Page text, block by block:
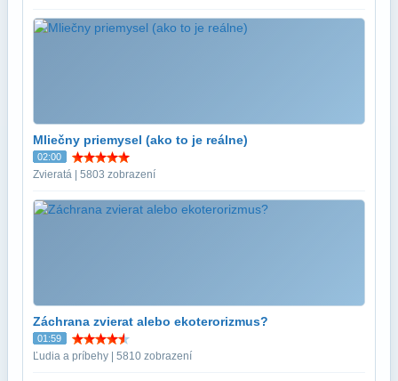
Mliečny priemysel (ako to je reálne)
02:00
Zvieratá | 5803 zobrazení
Záchrana zvierat alebo ekoterorizmus?
01:59
Ľudia a príbehy | 5810 zobrazení